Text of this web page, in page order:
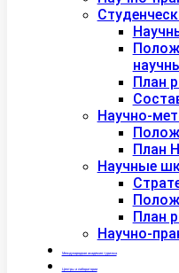
План
Научно-
План
Научные
План
Научно-
Международная академия туризма
Центры и лаборатории